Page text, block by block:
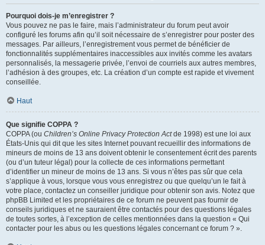
Pourquoi dois-je m’enregistrer ?
Vous pouvez ne pas le faire, mais l’administrateur du forum peut avoir
configuré les forums afin qu’il soit nécessaire de s’enregistrer pour poster des
messages. Par ailleurs, l’enregistrement vous permet de bénéficier de
fonctionnalités supplémentaires inaccessibles aux invités comme les avatars
personnalisés, la messagerie privée, l’envoi de courriels aux autres membres,
l’adhésion à des groupes, etc. La création d’un compte est rapide et vivement
conseillée.
Haut
Que signifie COPPA ?
COPPA (ou Children’s Online Privacy Protection Actde 1998) est une loi aux
États-Unis qui dit que les sites Internet pouvant recueillir des informations de
mineurs de moins de 13 ans doivent obtenir le consentement écrit des parents
(ou d’un tuteur légal) pour la collecte de ces informations permettant
d’identifier un mineur de moins de 13 ans. Si vous n’êtes pas sûr que cela
s’applique à vous, lorsque vous vous enregistrez ou que quelqu’un le fait à
votre place, contactez un conseiller juridique pour obtenir son avis. Notez que
phpBB Limited et les propriétaires de ce forum ne peuvent pas fournir de
conseils juridiques et ne sauraient être contactés pour des questions légales
de toutes sortes, à l’exception de celles mentionnées dans la question « Qui
contacter pour les abus ou les questions légales concernant ce forum ? ».